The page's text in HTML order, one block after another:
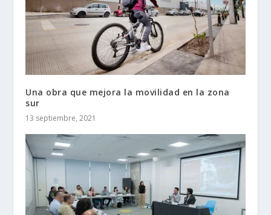
Una obra que mejora la movilidad en la zona
sur
13 septiembre, 2021